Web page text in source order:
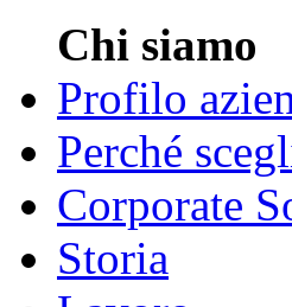
Chi siamo
Profilo
Perché
Corporate
Storia